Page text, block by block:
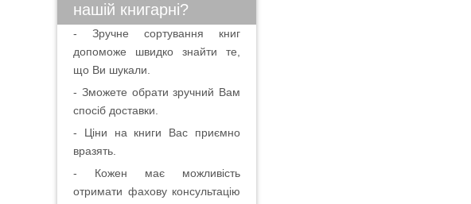
нашій книгарні?
- Зручне сортування книг
допоможе швидко знайти те,
що Ви шукали.
- Зможете обрати зручний Вам
спосіб доставки.
- Ціни на книги Вас приємно
вразять.
- Кожен має можливість
отримати фахову консультацію